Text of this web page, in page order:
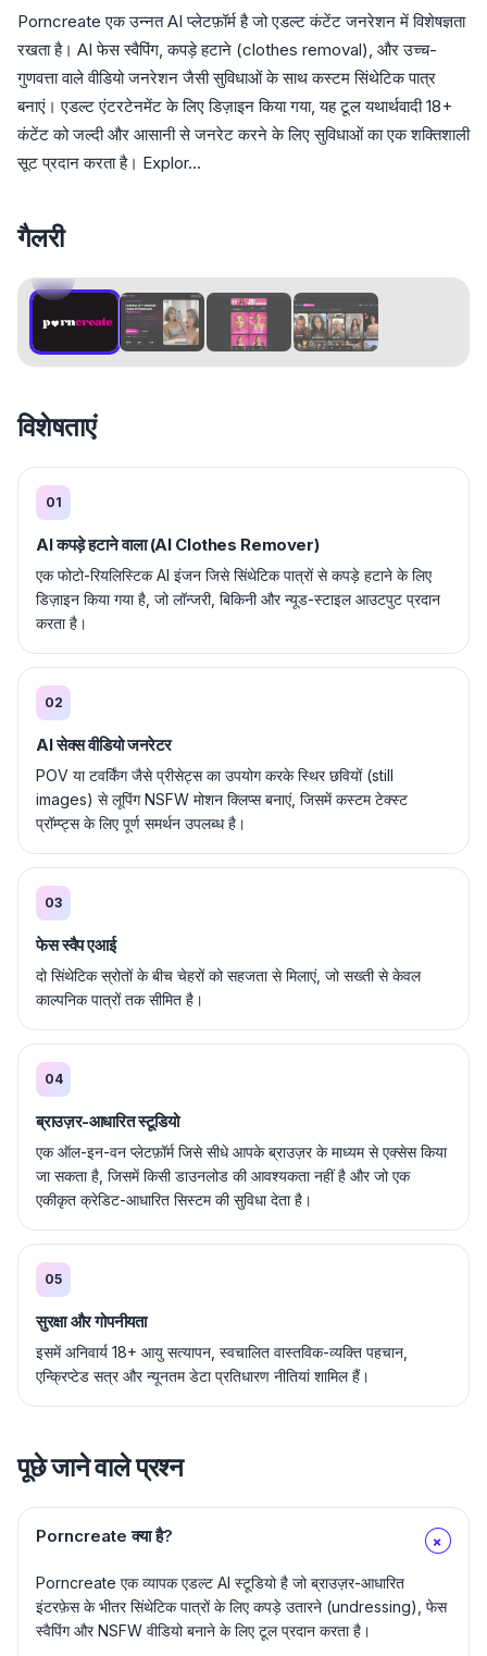
Porncreate एक उन्नत AI प्लेटफ़ॉर्म है जो एडल्ट कंटेंट जनरेशन में विशेषज्ञता
रखता है। AI फेस स्वैपिंग, कपड़े हटाने (clothes removal), और उच्च-
गुणवत्ता वाले वीडियो जनरेशन जैसी सुविधाओं के साथ कस्टम सिंथेटिक पात्र
बनाएं। एडल्ट एंटरटेनमेंट के लिए डिज़ाइन किया गया, यह टूल यथार्थवादी 18+
कंटेंट को जल्दी और आसानी से जनरेट करने के लिए सुविधाओं का एक शक्तिशाली
सूट प्रदान करता है। Explor...
गैलरी
विशेषताएं
01
AI कपड़े हटाने वाला (AI Clothes Remover)
एक फोटो-रियलिस्टिक AI इंजन जिसे सिंथेटिक पात्रों से कपड़े हटाने के लिए
डिज़ाइन किया गया है, जो लॉन्जरी, बिकिनी और न्यूड-स्टाइल आउटपुट प्रदान
करता है।
02
AI सेक्स वीडियो जनरेटर
POV या टवर्किंग जैसे प्रीसेट्स का उपयोग करके स्थिर छवियों (still
images) से लूपिंग NSFW मोशन क्लिप्स बनाएं, जिसमें कस्टम टेक्स्ट
प्रॉम्प्ट्स के लिए पूर्ण समर्थन उपलब्ध है।
03
फेस स्वैप एआई
दो सिंथेटिक स्रोतों के बीच चेहरों को सहजता से मिलाएं, जो सख्ती से केवल
काल्पनिक पात्रों तक सीमित है।
04
ब्राउज़र-आधारित स्टूडियो
एक ऑल-इन-वन प्लेटफ़ॉर्म जिसे सीधे आपके ब्राउज़र के माध्यम से एक्सेस किया
जा सकता है, जिसमें किसी डाउनलोड की आवश्यकता नहीं है और जो एक
एकीकृत क्रेडिट-आधारित सिस्टम की सुविधा देता है।
05
सुरक्षा और गोपनीयता
इसमें अनिवार्य 18+ आयु सत्यापन, स्वचालित वास्तविक-व्यक्ति पहचान,
एन्क्रिप्टेड सत्र और न्यूनतम डेटा प्रतिधारण नीतियां शामिल हैं।
पूछे जाने वाले प्रश्न
Porncreate क्या है? +
Porncreate एक व्यापक एडल्ट AI स्टूडियो है जो ब्राउज़र-आधारित
इंटरफ़ेस के भीतर सिंथेटिक पात्रों के लिए कपड़े उतारने (undressing), फेस
स्वैपिंग और NSFW वीडियो बनाने के लिए टूल प्रदान करता है।